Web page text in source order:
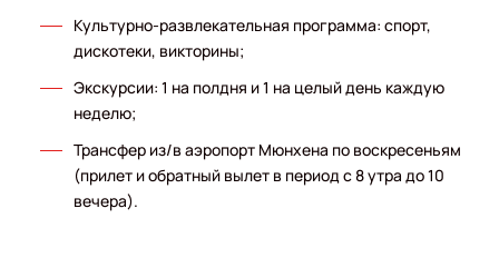
Культурно-развлекательная программа: спорт,
дискотеки, викторины;
Экскурсии: 1 на полдня и 1 на целый день каждую
неделю;
Трансфер из/в аэропорт Мюнхена по воскресеньям
(прилет и обратный вылет в период с 8 утра до 10
вечера).